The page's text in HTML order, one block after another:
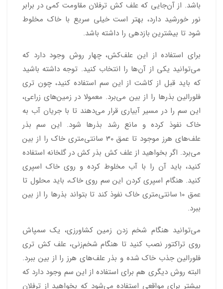
باشد. از آن‌جایی که علف کش ترفلان مقاومت کمی در برابر
نور خورشید دارد، بهتر است خیلی سریع با خاک مخلوط
شود تا بیشترین بازدهی را داشته باشد.
برای استفاده از این علف‌کش، چهار روش وجود دارد که
می‌توانید یکی از آن‌ها را انتخاب کنید. توجه داشته باشید
که باید قبل از کاشت از این سم استفاده کنید، چون تری
فلورالین بذرها را از بین می‌برد. معمولا در زمین‌های زراعی،
این سم را در مسیر آبیاری قرار می‌دهند تا با جریان آب به
خاک نفوذ کرده و مانع رشد بذرها شود. این سم بذر
علف‌های هرز موجود تا عمق 30 سانتی‌متری خاک را از بین
می‌برد. اگر بخواهید از علف کش بذر کش در گلخانه استفاده
کنید، باید آن را با آب مخلوط کرده و روی خاک اسپری
کنید. هنگام اسپری کردن این سم روی خاک، باید محلول تا
عمق 10 سانتی‌متری خاک نفوذ کند تا بتواند بذرها را از بین
ببرد.
می‌توانید هنگام شخم زدن زمین کشاورزی، یک سمپاش
روی تراکتور نصب کنید تا هنگام شخم‌زنی، علف کش تری
فلورالین جذب خاک شده و بذر علف‌های هرز را از بین ببرد.
البته روش دیگری هم برای استفاده از این سم وجود دارد که
بیشتر برای مواقعی استفاده می‌شود که بخواهید از ترفلان